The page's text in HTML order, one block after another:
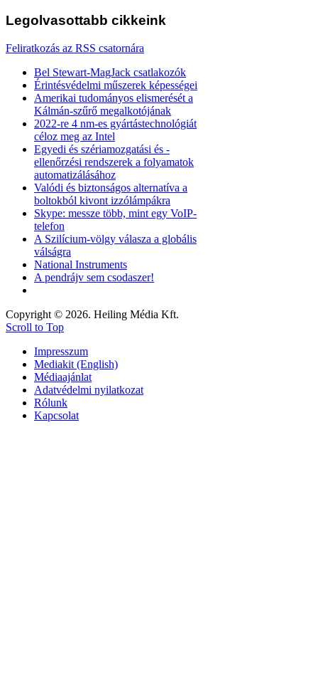
Legolvasottabb cikkeink
Feliratkozás az RSS csatornára
Bel Stewart-MagJack csatlakozók
Érintésvédelmi műszerek képességei
Amerikai tudományos elismerését a
Kálmán-szűrő megalkotójának
2022-re 4 nm-es gyártástechnológiát
céloz meg az Intel
Egyedi és szériamozgatási és -
ellenőrzési rendszerek a folyamatok
automatizálásához
Valódi és biztonságos alternatíva a
boltokból kivont izzólámpákra
Skype: messze több, mint egy VoIP-
telefon
A Szilícium-völgy válasza a globális
válságra
National Instruments
A pendrájv sem csodaszer!
Copyright © 2026. Heiling Média Kft.
Scroll to Top
Impresszum
Mediakit (English)
Médiaajánlat
Adatvédelmi nyilatkozat
Rólunk
Kapcsolat